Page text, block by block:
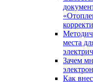
корректи
места
Зачем
Как